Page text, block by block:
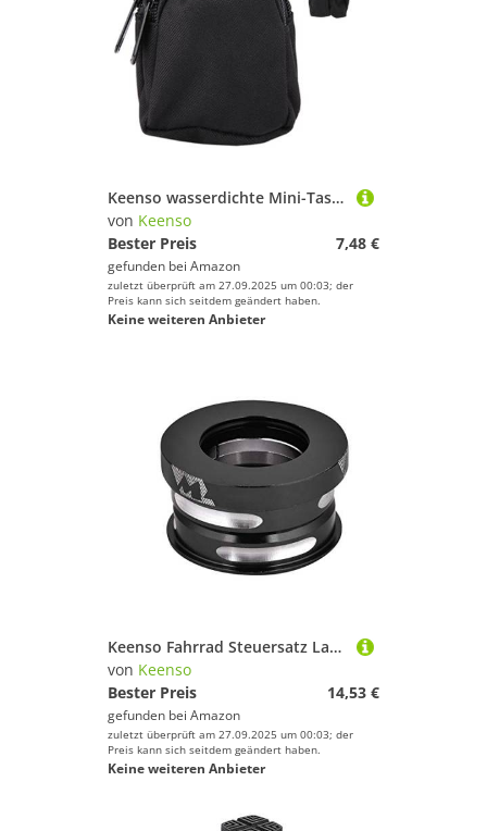
Keenso wasserdichte Mini-Tasche, Hüfttasche mit Reißverschlussfach für Outdoor-Aktivitäten (Black)
von Keenso
Bester Preis
7,48 €
gefunden bei Amazon
zuletzt überprüft am 27.09.2025 um 00:03; der
Preis kann sich seitdem geändert haben.
Keine weiteren Anbieter
Keenso Fahrrad Steuersatz Lager, Universal Fahrrad 44mm Aluminiumlegierung Steuersatz Interner Lager für 28,6 mm Gabel für SP8 / SP18 / VP18 / MUP8 / JP8 / BYA412 (Schwarz)
von Keenso
Bester Preis
14,53 €
gefunden bei Amazon
zuletzt überprüft am 27.09.2025 um 00:03; der
Preis kann sich seitdem geändert haben.
Keine weiteren Anbieter